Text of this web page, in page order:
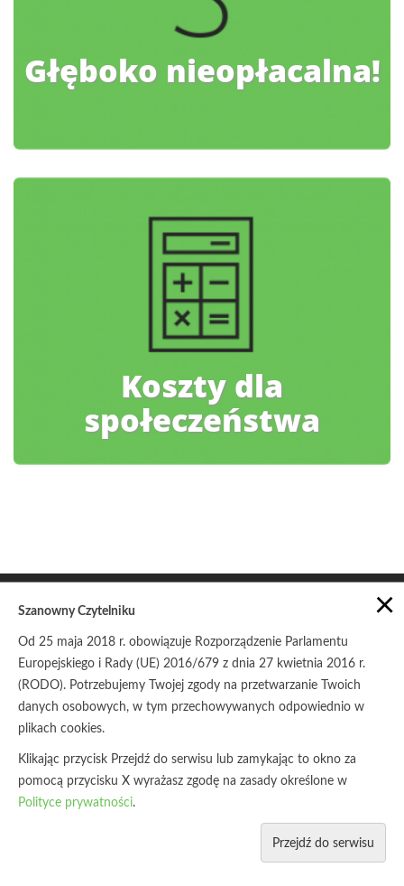
Głęboko nieopłacalna!
Koszty dla
społeczeństwa
POLITYKA PRYWATNOŚCI ZASADY UDOSTĘPNIANIA
© Copyright 2017Stowarzyszenie Pracownia na rzecz
×
Szanowny Czytelniku
Od 25 maja 2018 r. obowiązuje Rozporządzenie Parlamentu
Europejskiego i Rady (UE) 2016/679 z dnia 27 kwietnia 2016 r.
(RODO). Potrzebujemy Twojej zgody na przetwarzanie Twoich
danych osobowych, w tym przechowywanych odpowiednio w
plikach cookies.
Klikając przycisk Przejdź do serwisu lub zamykając to okno za
pomocą przycisku X wyrażasz zgodę na zasady określone w
Polityce prywatności.
Przejdź do serwisu